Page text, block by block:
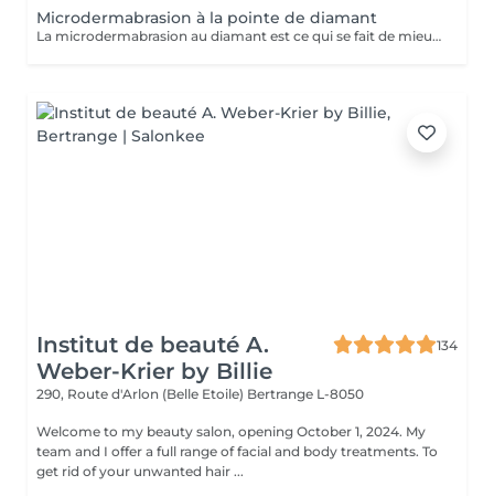
Microdermabrasion à la pointe de diamant
La microdermabrasion au diamant est ce qui se fait de mieux en matière de peeling. C'est un appareil innovateur, combinant 2 actions: polissante des cristaux de diamant qui enlève les cellules mortes. nettoyante qui stimule la croissance des cellules nouvelles ainsi que la production de collagène et d'élastine. Ce soin du visage a pour but d'exfolier la peau, d'en améliorer la texture et de procurer un teint lumineux. En cure allant de 5 à 8 séances en fonction de votre peau, vous pouvez atténuer les tâches, et même les cicatrises dû à l'acné par exemple. Vous pouvez inclure la microdermabrasion dans votre rendez-vous soin visage pour un supplément de 35€, les effets n'en seront que décupler. EXCEPTÉ POUR LE SOIN RÉVOLUTION
Institut de beauté A.
Weber-Krier by Billie
134
290, Route d'Arlon (Belle Etoile) Bertrange L-8050
Welcome to my beauty salon, opening October 1, 2024. My
team and I offer a full range of facial and body treatments. To
get rid of your unwanted hair ...